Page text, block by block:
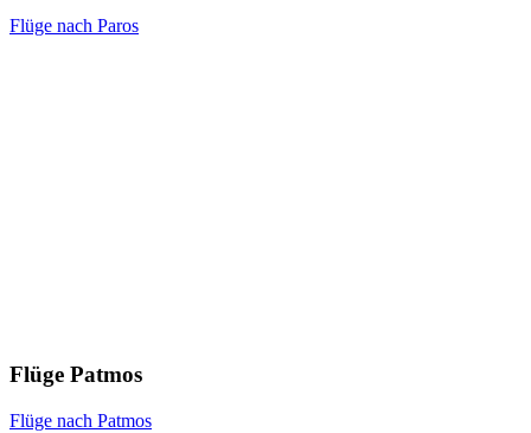
Flüge nach Paros
Flüge Patmos
Flüge nach Patmos